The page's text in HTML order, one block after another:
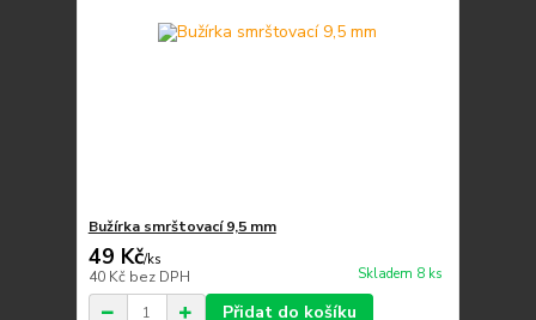
Bužírka smrštovací 9,5 mm
49 Kč/ks
40 Kč bez DPH Skladem 8 ks
Přidat do košíku